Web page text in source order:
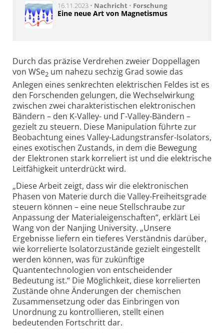
16.11.2023 • Nachricht • Forschung
Eine neue Art von Magnetismus
Durch das präzise Verdrehen zweier Doppellagen
von WSe2 um nahezu sechzig Grad sowie das
Anlegen eines senkrechten elektrischen Feldes ist es
den Forschenden gelungen, die Wechselwirkung
zwischen zwei charakteristischen elektronischen
Bändern – den K-Valley- und Γ-Valley-Bändern –
gezielt zu steuern. Diese Manipulation führte zur
Beobachtung eines Valley-Ladungstransfer-Isolators,
eines exotischen Zustands, in dem die Bewegung
der Elektronen stark korreliert ist und die elektrische
Leitfähigkeit unterdrückt wird.
„Diese Arbeit zeigt, dass wir die elektronischen
Phasen von Materie durch die Valley-Freiheitsgrade
steuern können – eine neue Stellschraube zur
Anpassung der Materialeigenschaften“, erklärt Lei
Wang von der Nanjing University. „Unsere
Ergebnisse liefern ein tieferes Verständnis darüber,
wie korrelierte Isolatorzustände gezielt eingestellt
werden können, was für zukünftige
Quantentechnologien von entscheidender
Bedeutung ist.“ Die Möglichkeit, diese korrelierten
Zustände ohne Änderungen der chemischen
Zusammensetzung oder das Einbringen von
Unordnung zu kontrollieren, stellt einen
bedeutenden Fortschritt dar.